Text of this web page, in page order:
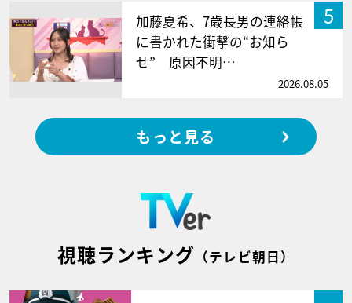
5
加藤夏希、7歳長男の連絡帳
に書かれた衝撃の“お知ら
せ” 原因不明…
2026.08.05
もっと見る
視聴ランキング （テレビ朝日）